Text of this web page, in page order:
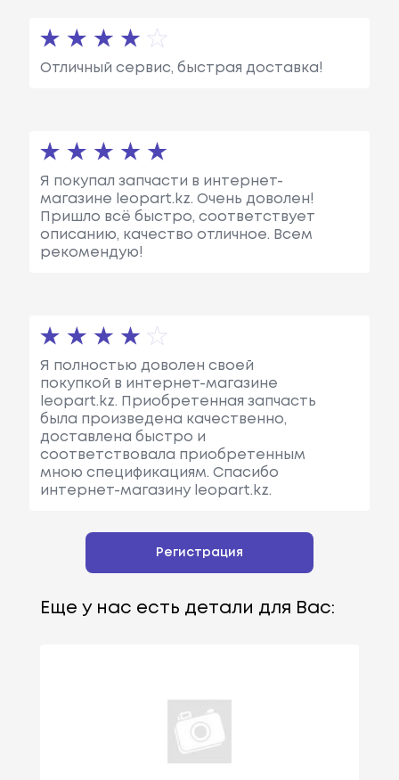
Отличный сервис, быстрая доставка!
Я покупал запчасти в интернет-
магазине leopart.kz. Очень доволен!
Пришло всё быстро, соответствует
описанию, качество отличное. Всем
рекомендую!
Я полностью доволен своей
покупкой в интернет-магазине
leopart.kz. Приобретенная запчасть
была произведена качественно,
доставлена быстро и
соответствовала приобретенным
мною спецификациям. Спасибо
интернет-магазину leopart.kz.
Регистрация
Еще у нас есть детали для Вас: